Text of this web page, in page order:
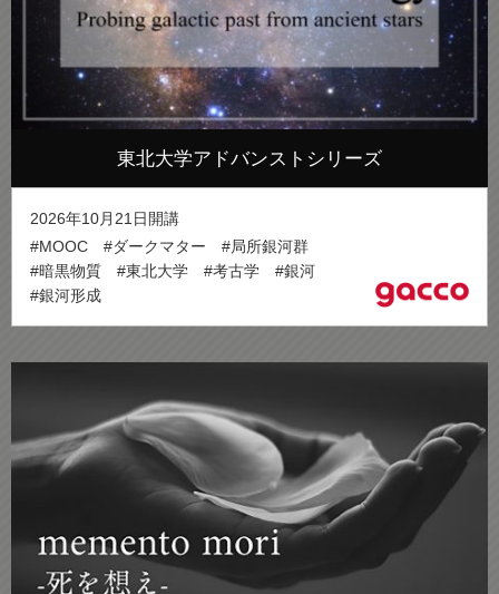
東北大学アドバンストシリーズ
2026年10月21日開講
#MOOC
#ダークマター
#局所銀河群
#暗黒物質
#東北大学 #考古学
#銀河
#銀河形成